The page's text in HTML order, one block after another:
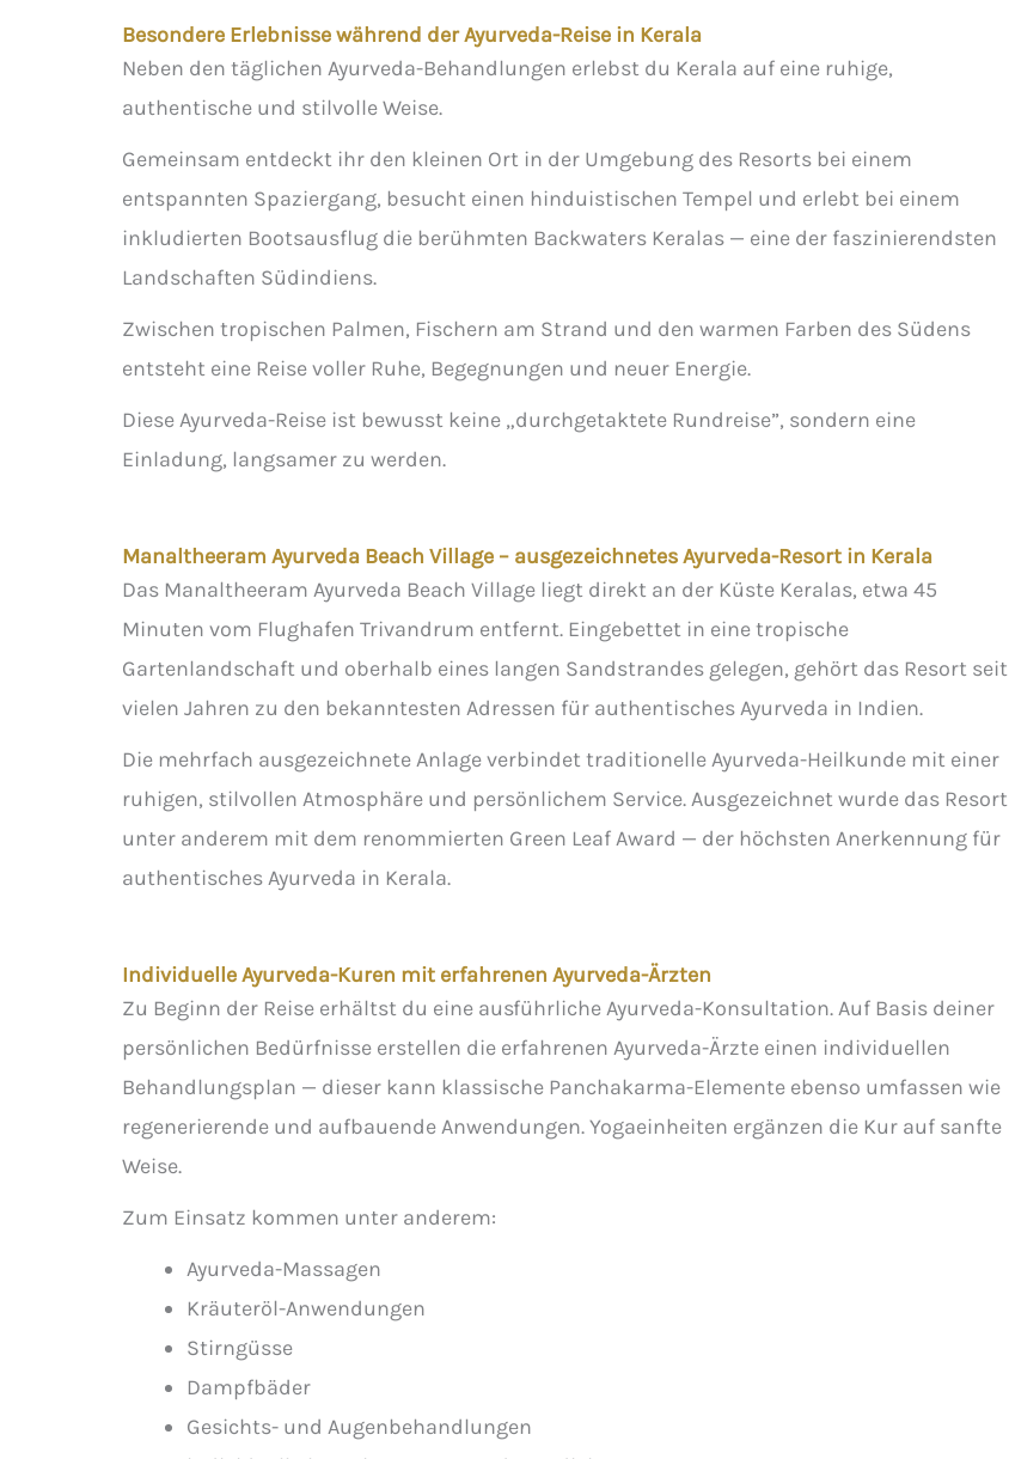
Besondere Erlebnisse während der Ayurveda-Reise in Kerala
Neben den täglichen Ayurveda-Behandlungen erlebst du Kerala auf eine ruhige,
authentische und stilvolle Weise.
Gemeinsam entdeckt ihr den kleinen Ort in der Umgebung des Resorts bei einem
entspannten Spaziergang, besucht einen hinduistischen Tempel und erlebt bei einem
inkludierten Bootsausflug die berühmten Backwaters Keralas — eine der faszinierendsten
Landschaften Südindiens.
Zwischen tropischen Palmen, Fischern am Strand und den warmen Farben des Südens
entsteht eine Reise voller Ruhe, Begegnungen und neuer Energie.
Diese Ayurveda-Reise ist bewusst keine „durchgetaktete Rundreise”, sondern eine
Einladung, langsamer zu werden.
Manaltheeram Ayurveda Beach Village – ausgezeichnetes Ayurveda-Resort in Kerala
Das Manaltheeram Ayurveda Beach Village liegt direkt an der Küste Keralas, etwa 45
Minuten vom Flughafen Trivandrum entfernt. Eingebettet in eine tropische
Gartenlandschaft und oberhalb eines langen Sandstrandes gelegen, gehört das Resort seit
vielen Jahren zu den bekanntesten Adressen für authentisches Ayurveda in Indien.
Die mehrfach ausgezeichnete Anlage verbindet traditionelle Ayurveda-Heilkunde mit einer
ruhigen, stilvollen Atmosphäre und persönlichem Service. Ausgezeichnet wurde das Resort
unter anderem mit dem renommierten Green Leaf Award — der höchsten Anerkennung für
authentisches Ayurveda in Kerala.
Individuelle Ayurveda-Kuren mit erfahrenen Ayurveda-Ärzten
Zu Beginn der Reise erhältst du eine ausführliche Ayurveda-Konsultation. Auf Basis deiner
persönlichen Bedürfnisse erstellen die erfahrenen Ayurveda-Ärzte einen individuellen
Behandlungsplan — dieser kann klassische Panchakarma-Elemente ebenso umfassen wie
regenerierende und aufbauende Anwendungen. Yogaeinheiten ergänzen die Kur auf sanfte
Weise.
Zum Einsatz kommen unter anderem:
Ayurveda-Massagen
Kräuteröl-Anwendungen
Stirngüsse
Dampfbäder
Gesichts- und Augenbehandlungen